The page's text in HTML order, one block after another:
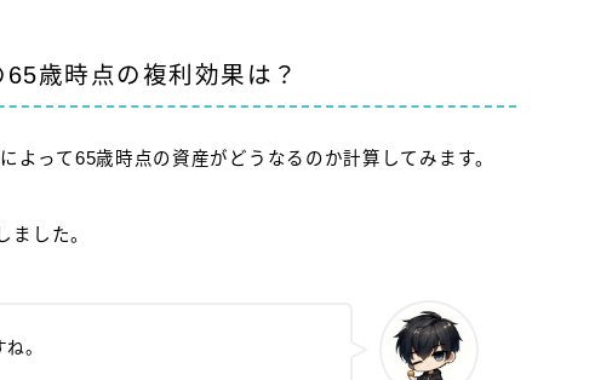
歳時点の複利効果は？
よって65歳時点の資産がどうなるのか計算してみます。
ました。
。